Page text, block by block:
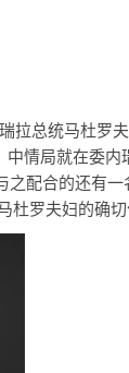
总统马杜罗
情局就在委内
之配合的还有
罗夫妇的确切